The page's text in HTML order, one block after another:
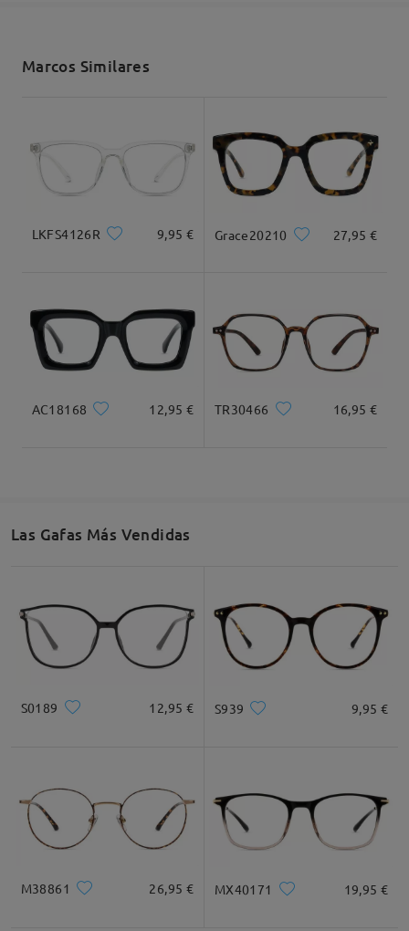
136mm/ 5.35plg.
Ancho de Cristal
55mm/ 2.17plg.
Altura de Cristal
47mm/ 1.85plg.
Ancho de Puente
18mm/ 0.71plg.
Descripción del Producto
Marcos Similares
LKFS4126R 9,95 € Grace20210 27,95 €
AC18168 12,95 € TR30466 16,95 €
Las Gafas Más Vendidas
S0189 12,95 € S939 9,95 €
M38861 26,95 € MX40171 19,95 €